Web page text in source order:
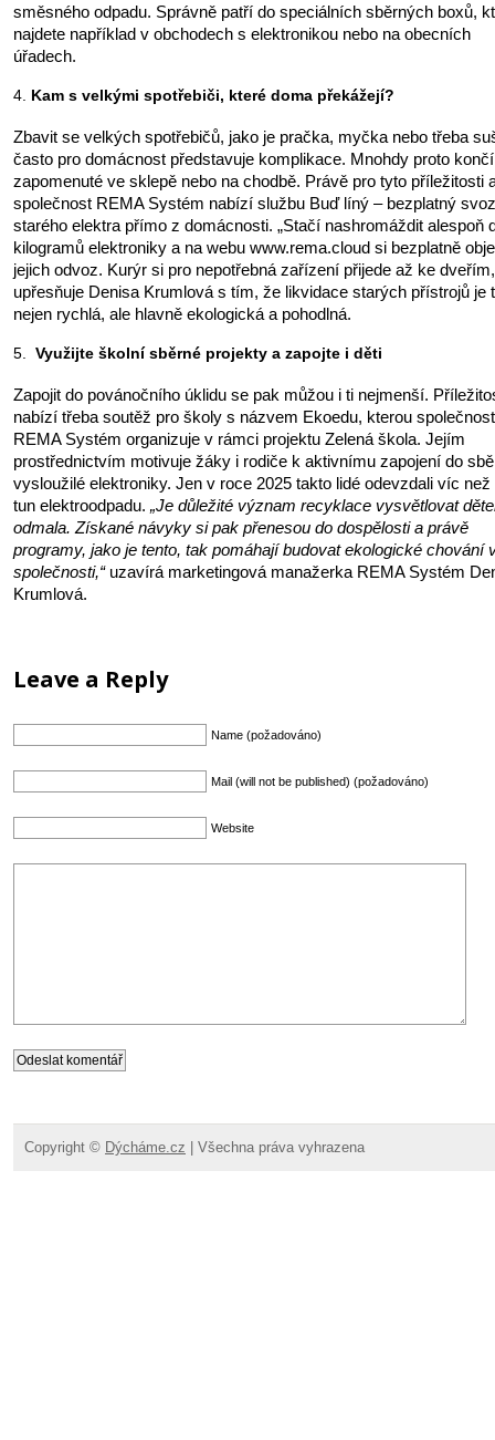
směsného odpadu. Správně patří do speciálních sběrných boxů,
najdete například v obchodech s elektronikou nebo na obecních
úřadech.
Kam s velkými spotřebiči, které doma překážejí?
Zbavit se velkých spotřebičů, jako je pračka, myčka nebo třeba
často pro domácnost představuje komplikace. Mnohdy proto končí
zapomenuté ve sklepě nebo na chodbě. Právě pro tyto příležitosti
společnost REMA Systém nabízí službu Buď líný – bezplatný svoz
starého elektra přímo z domácnosti. „Stačí nashromáždit alespoň
kilogramů elektroniky a na webu www.rema.cloud si bezplatně
jejich odvoz. Kurýr si pro nepotřebná zařízení přijede až ke
upřesňuje Denisa Krumlová s tím, že likvidace starých přístrojů je
nejen rychlá, ale hlavně ekologická a pohodlná.
Využijte školní sběrné projekty a zapojte i děti
Zapojit do povánočního úklidu se pak můžou i ti nejmenší.
nabízí třeba soutěž pro školy s názvem Ekoedu, kterou společnost
REMA Systém organizuje v rámci projektu Zelená škola. Jejím
prostřednictvím motivuje žáky i rodiče k aktivnímu zapojení do
vysloužilé elektroniky. Jen v roce 2025 takto lidé odevzdali víc než
tun elektroodpadu. „Je důležité význam recyklace vysvětlovat
odmala. Získané návyky si pak přenesou do dospělosti a právě
programy, jako je tento, tak pomáhají budovat ekologické chování
společnosti,“uzavírá marketingová manažerka REMA Systém
Krumlová.
Leave a Reply
Name (požadováno)
Mail (will not be published) (požadováno)
Website
Copyright © Dýcháme.cz | Všechna práva vyhrazena